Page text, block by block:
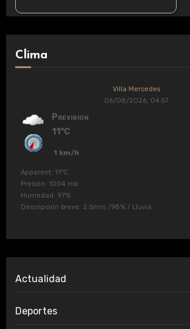
Clima
Villa Mercedes
06/08/2026, 04:57
Previsión
11°C
1 km/h
Apparent: 11°C
Presión: 1004 mb
Humedad: 97%
Descripción breve: 2.5mm /98% / Lluvia
Actualidad
Deportes